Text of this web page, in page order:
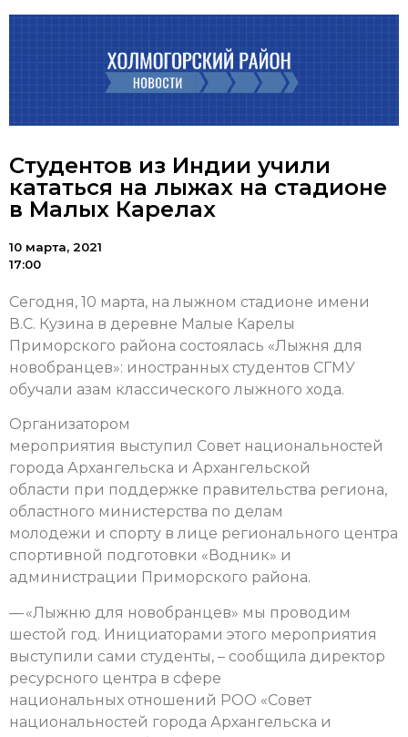
Студентов из Индии учили
кататься на лыжах на стадионе
в Малых Карелах
10 марта, 2021
17:00
Сегодня, 10 марта, на лыжном стадионе имени
В.С. Кузина в деревне Малые Карелы
Приморского района состоялась «Лыжня для
новобранцев»: иностранных студентов СГМУ
обучали азам классического лыжного хода.
Организатором
мероприятия выступил Совет национальностей
города Архангельска и Архангельской
области при поддержке правительства региона,
областного министерства по делам
молодежи и спорту в лице регионального центра
спортивной подготовки «Водник» и
администрации Приморского района.
— «Лыжню для новобранцев» мы проводим
шестой год. Инициаторами этого мероприятия
выступили сами студенты, – сообщила директор
ресурсного центра в сфере
национальных отношений РОО «Совет
национальностей города Архангельска и